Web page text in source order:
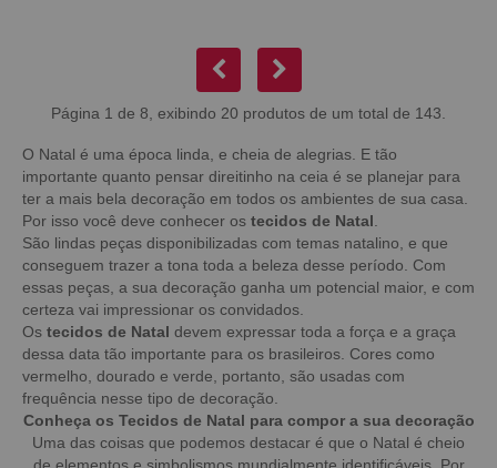
Página 1 de 8, exibindo 20 produtos de um total de 143.
O Natal é uma época linda, e cheia de alegrias. E tão
importante quanto pensar direitinho na ceia é se planejar para
ter a mais bela decoração em todos os ambientes de sua casa.
Por isso você deve conhecer os tecidos de Natal
São lindas peças disponibilizadas com temas natalino, e que
conseguem trazer a tona toda a beleza desse período. Com
essas peças, a sua decoração ganha um potencial maior, e com
certeza vai impressionar os convidados.
Os tecidos de Natal devem expressar toda a força e a graça
dessa data tão importante para os brasileiros. Cores como
vermelho, dourado e verde, portanto, são usadas com
frequência nesse tipo de decoração.
Conheça os Tecidos de Natal para compor a sua decoração
Uma das coisas que podemos destacar é que o Natal é cheio
de elementos e simbolismos mundialmente identificáveis. Por